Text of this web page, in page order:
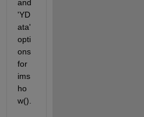
and
'YD
ata'
opti
ons
for
ims
ho
w().